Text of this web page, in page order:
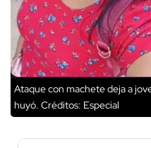
Ataque con machete deja a
huyó. Créditos: Especial